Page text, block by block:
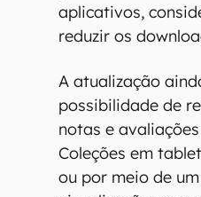
aplicativos,
reduzir os
A atualização
possibilidade de
notas e
Coleções em
ou por meio de